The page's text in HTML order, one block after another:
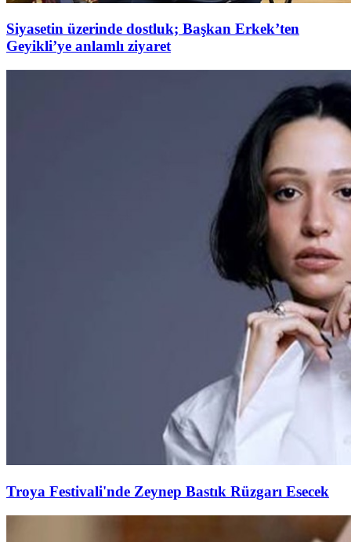
Siyasetin üzerinde dostluk; Başkan Erkek’ten
Geyikli’ye anlamlı ziyaret
Troya Festivali'nde Zeynep Bastık Rüzgarı Esecek